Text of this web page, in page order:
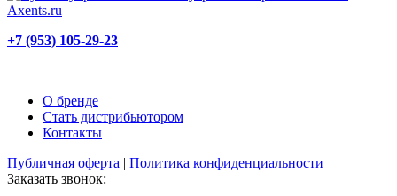
+7 (953) 105-29-23
О бренде
Стать дистрибьютором
Контакты
Публичная оферта | Политика конфиденциальности
Заказать звонок: